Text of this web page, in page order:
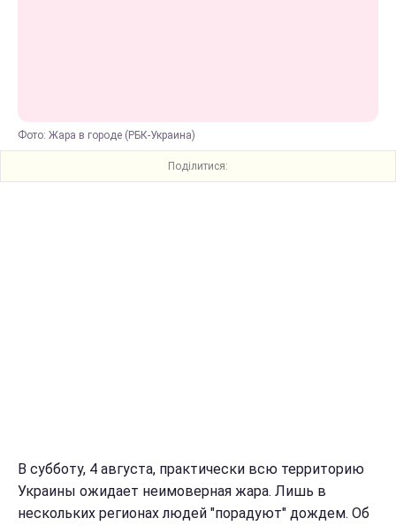
Фото: Жара в городе (РБК-Украина)
Поділитися:
В субботу, 4 августа, практически всю территорию
Украины ожидает неимоверная жара. Лишь в
нескольких регионах людей "порадуют" дождем. Об